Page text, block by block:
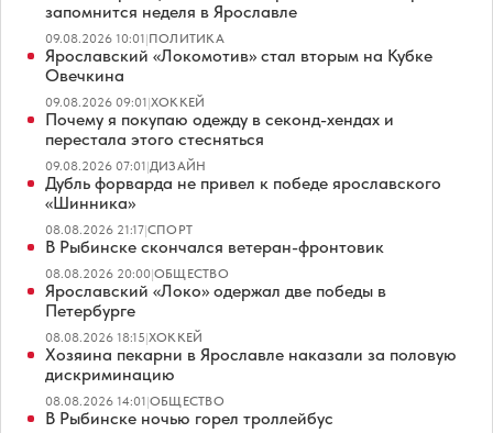
запомнится неделя в Ярославле
09.08.2026 10:01|ПОЛИТИКА
Ярославский «Локомотив» стал вторым на Кубке
Овечкина
09.08.2026 09:01|ХОККЕЙ
Почему я покупаю одежду в секонд-хендах и
перестала этого стесняться
09.08.2026 07:01|ДИЗАЙН
Дубль форварда не привел к победе ярославского
«Шинника»
08.08.2026 21:17|СПОРТ
В Рыбинске скончался ветеран-фронтовик
08.08.2026 20:00|ОБЩЕСТВО
Ярославский «Локо» одержал две победы в
Петербурге
08.08.2026 18:15|ХОККЕЙ
Хозяина пекарни в Ярославле наказали за половую
дискриминацию
08.08.2026 14:01|ОБЩЕСТВО
В Рыбинске ночью горел троллейбус